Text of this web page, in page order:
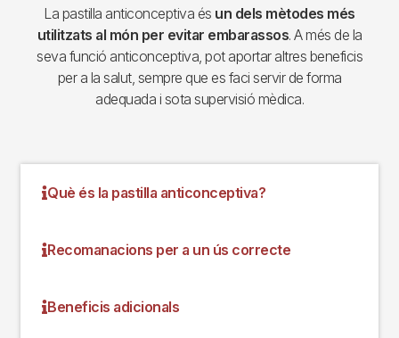
La pastilla anticonceptiva és un dels mètodes més
utilitzats al món per evitar embarassos. A més de la
seva funció anticonceptiva, pot aportar altres beneficis
per a la salut, sempre que es faci servir de forma
adequada i sota supervisió mèdica.
Què és la pastilla anticonceptiva?
Recomanacions per a un ús correcte
Beneficis adicionals